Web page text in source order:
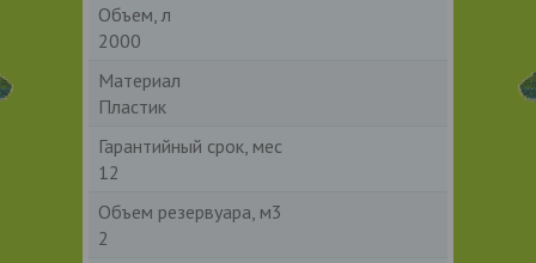
Объем, л
2000
Материал
Пластик
Гарантийный срок, мес
12
Объем резервуара, м3
2